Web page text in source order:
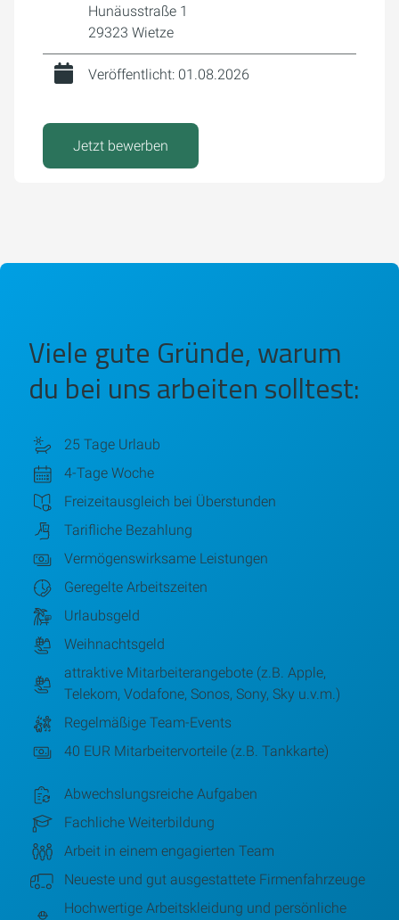
Hunäusstraße 1
29323 Wietze
Veröffentlicht: 01.08.2026
Jetzt bewerben
Viele gute Gründe, warum
du bei uns arbeiten solltest:
25 Tage Urlaub
4-Tage Woche
Freizeitausgleich bei Überstunden
Tarifliche Bezahlung
Vermögenswirksame Leistungen
Geregelte Arbeitszeiten
Urlaubsgeld
Weihnachtsgeld
attraktive Mitarbeiterangebote (z.B. Apple,
Telekom, Vodafone, Sonos, Sony, Sky u.v.m.)
Regelmäßige Team-Events
40 EUR Mitarbeitervorteile (z.B. Tankkarte)
Abwechslungsreiche Aufgaben
Fachliche Weiterbildung
Arbeit in einem engagierten Team
Neueste und gut ausgestattete Firmenfahrzeuge
Hochwertige Arbeitskleidung und persönliche